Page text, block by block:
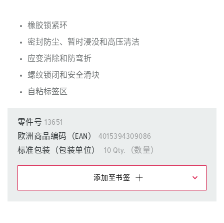
橡胶锁紧环
密封防尘、暂时浸没和高压清洁
应变消除和防弯折
螺纹锁闭和安全滑块
自粘标签区
零件号 13651
欧洲商品编码（EAN）
4015394309086
标准包装（包装单位）
10 Qty.（数量）
添加至书签